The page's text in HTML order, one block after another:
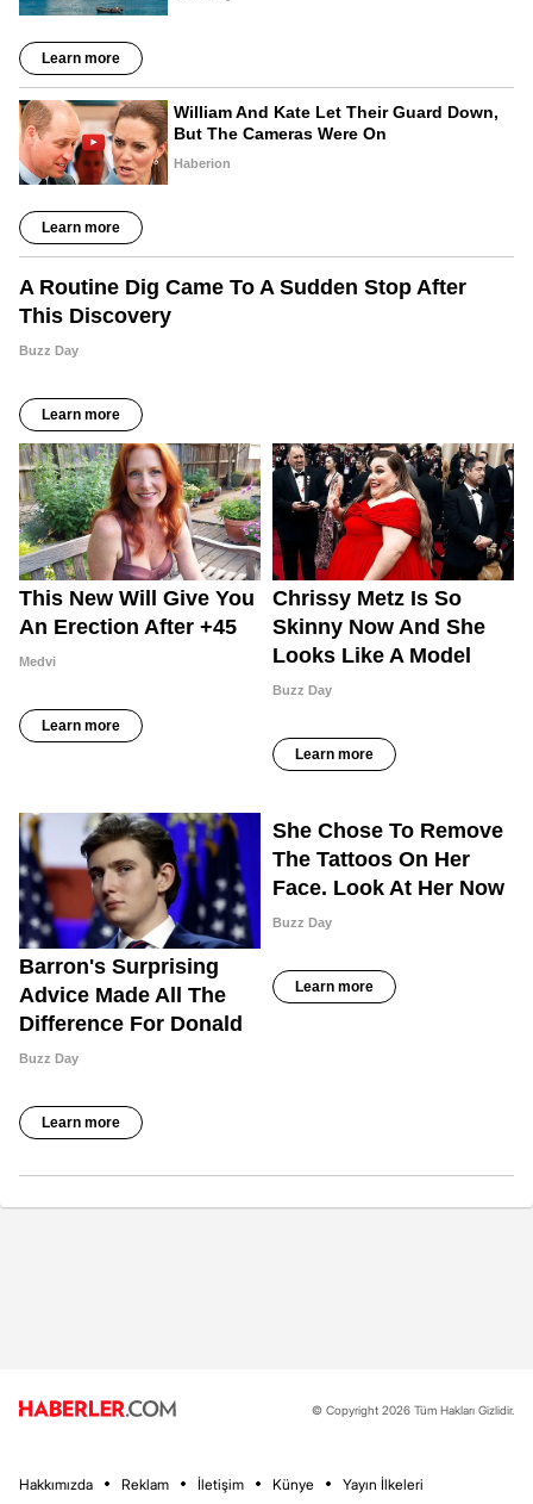
© Copyright 2026 Tüm Hakları Gizlidir.
Hakkımızda Reklam İletişim Künye Yayın İlkeleri